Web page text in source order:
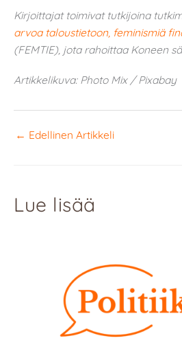
Kirjoittajat toimivat tutkijoina
arvoa taloustietoon, feminismiä
(FEMTIE), jota rahoittaa Koneen
Artikkelikuva: Photo Mix / Pixabay
← Edellinen Artikkeli
Lue lisää